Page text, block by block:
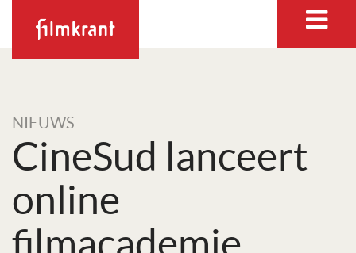
NIEUWS
CineSud lanceert
online
filmacademie